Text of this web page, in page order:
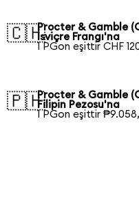
🇨🇭Procter & Gamble
İsviçre Frangı'na
1 PGon eşittir CHF
🇵🇭Procter & Gamble
Filipin Pezosu'na
1 PGon eşittir